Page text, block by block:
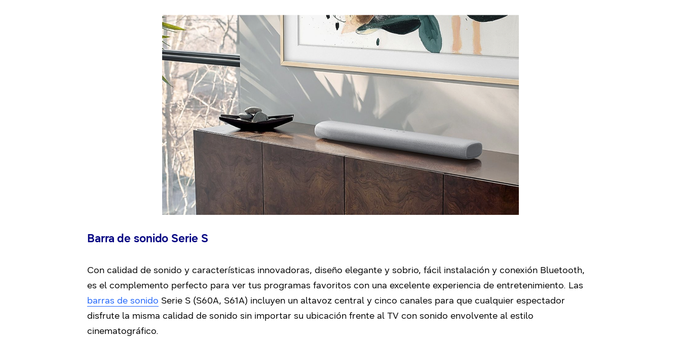
Barra de sonido Serie S
Con calidad de sonido y características innovadoras, diseño elegante y sobrio, fácil instalación y conexión Bluetooth,
es el complemento perfecto para ver tus programas favoritos con una excelente experiencia de entretenimiento. Las
barras de sonido Serie S (S60A, S61A) incluyen un altavoz central y cinco canales para que cualquier espectador
disfrute la misma calidad de sonido sin importar su ubicación frente al TV con sonido envolvente al estilo
cinematográfico.